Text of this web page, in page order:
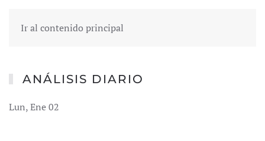
Ir al contenido principal
ANÁLISIS DIARIO
Lun, Ene 02